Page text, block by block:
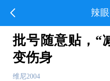
辣
批号随意贴，“
变伤身
维尼2004